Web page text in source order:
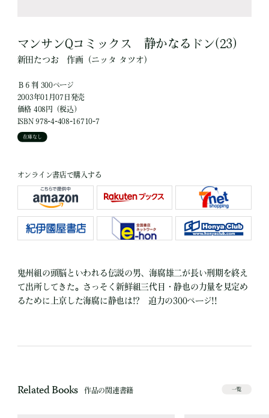
マンサンQコミックス 静かなるドン(23)
新田たつお 作画 （ニッタ タツオ）
Ｂ６判 300ページ
2003年01月07日発売
価格 408円（税込）
ISBN 978-4-408-16710-7
在庫なし
オンライン書店で購入する
鬼州組の頭脳といわれる伝説の男、海腐雄二が長い刑期を終え
て出所してきた。さっそく新鮮組三代目・静也の力量を見定め
るために上京した海腐に静也は!? 迫力の300ページ!!
Related Books 作品の関連書籍 一覧